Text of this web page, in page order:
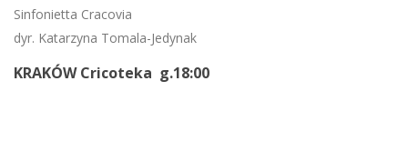
Sinfonietta Cracovia
dyr. Katarzyna Tomala-Jedynak
KRAKÓW Cricoteka g.18:00